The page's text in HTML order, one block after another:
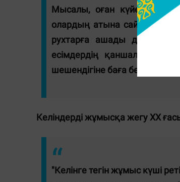
Мысалы, оған күйеуінің ер
олардың атына сай өзге
рухтарға ашады деп
есімдердің қаншалықты
шешендігіне баға берілді", -
Келіндерді жұмысқа жегу XX
"Келінге тегін жұмыс күші